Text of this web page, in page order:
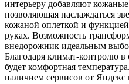
интерьеру добавляют
позволяющая наслаждаться
кожаной оплеткой и
руках. Возможность
внедорожник идеальным
Благодаря климат-контролю в
будет комфортная
наличием сервисов от